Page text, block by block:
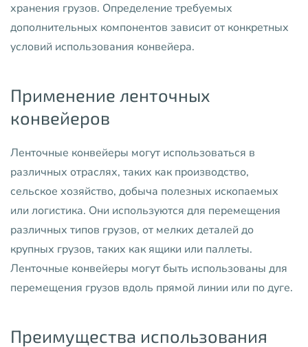
хранения грузов. Определение требуемых
дополнительных компонентов зависит от конкретных
условий использования конвейера.
Применение ленточных
конвейеров
Ленточные конвейеры могут использоваться в
различных отраслях, таких как производство,
сельское хозяйство, добыча полезных ископаемых
или логистика. Они используются для перемещения
различных типов грузов, от мелких деталей до
крупных грузов, таких как ящики или паллеты.
Ленточные конвейеры могут быть использованы для
перемещения грузов вдоль прямой линии или по дуге.
Преимущества использования